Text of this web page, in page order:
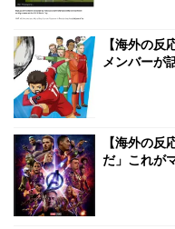
【海外の
メンバーが
【海外の反
だ」これが